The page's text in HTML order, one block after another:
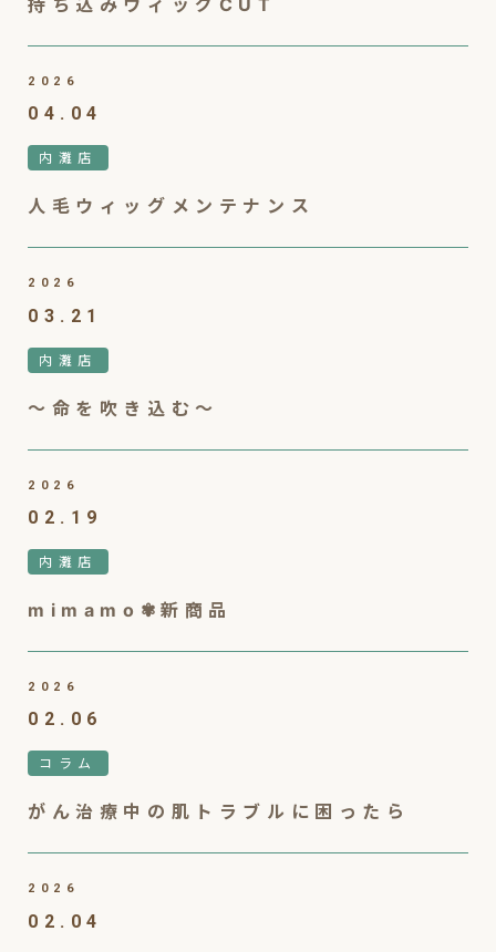
持ち込みウィッグCUT
2026
04.04
内灘店
人毛ウィッグメンテナンス
2026
03.21
内灘店
～命を吹き込む～
2026
02.19
内灘店
mimamo✾新商品
2026
02.06
コラム
がん治療中の肌トラブルに困ったら
2026
02.04